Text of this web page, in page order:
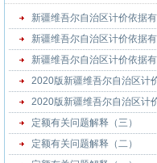
新疆维吾尔自治区计价依据
新疆维吾尔自治区计价依据
新疆维吾尔自治区计价依据
2020版新疆维吾尔自治区计
2020版新疆维吾尔自治区计
定额有关问题解释（三）
定额有关问题解释（二）